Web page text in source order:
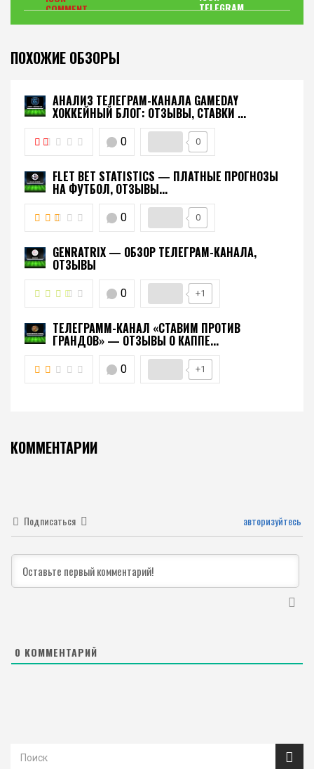
ПОХОЖИЕ ОБЗОРЫ
АНАЛИЗ ТЕЛЕГРАМ-КАНАЛА GAMEDAY
ХОККЕЙНЫЙ БЛОГ: ОТЗЫВЫ, СТАВКИ ...
0 0
FLET BET STATISTICS — ПЛАТНЫЕ ПРОГНОЗЫ
НА ФУТБОЛ, ОТЗЫВЫ...
0 0
GENRATRIX — ОБЗОР ТЕЛЕГРАМ-КАНАЛА,
ОТЗЫВЫ
0 +1
ТЕЛЕГРАММ-КАНАЛ «СТАВИМ ПРОТИВ
ГРАНДОВ» — ОТЗЫВЫ О КАППЕ...
0 +1
КОММЕНТАРИИ
Подписаться авторизуйтесь
0 КОММЕНТАРИЙ